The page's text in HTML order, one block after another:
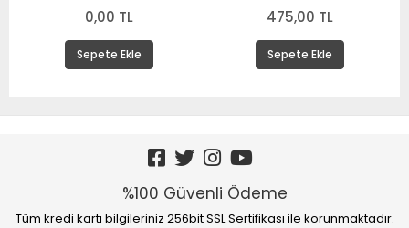
0,00 TL
Sepete Ekle
475,00 TL
Sepete Ekle
%100 Güvenli Ödeme
Tüm kredi kartı bilgileriniz 256bit SSL Sertifikası ile korunmaktadır.